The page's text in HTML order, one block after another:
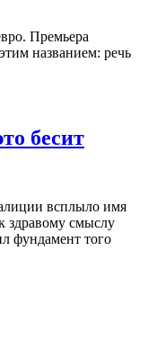
Премьера
названием: речь
бесит
всплыло имя
здравому смыслу
фундамент того